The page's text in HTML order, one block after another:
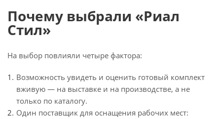
Почему выбрали «Риал
Стил»
На выбор повлияли четыре фактора:
Возможность увидеть и оценить готовый комплект
вживую — на выставке и на производстве, а не
только по каталогу.
Один поставщик для оснащения рабочих мест: